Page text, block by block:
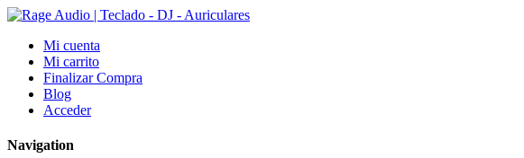
Mi cuenta
Mi carrito
Finalizar Compra
Blog
Acceder
Navigation